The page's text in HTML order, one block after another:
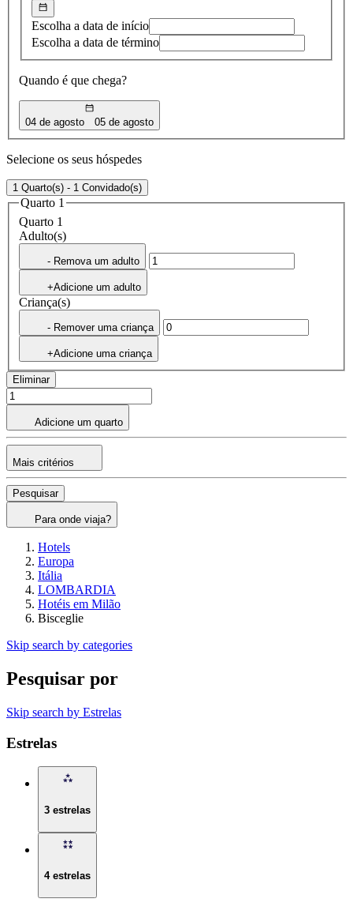
Escolha a data de início
Escolha a data de término
Quando é que chega?
04 de agosto 05 de agosto
Selecione os seus hóspedes
1 Quarto(s) - 1 Convidado(s)
Quarto 1
Quarto 1
Adulto(s)
- Remova um adulto
+Adicione um adulto
Criança(s)
- Remover uma criança
+Adicione uma criança
Eliminar
Adicione um quarto
Mais critérios
Pesquisar
Para onde viaja?
Hotels
Europa
Itália
LOMBARDIA
Hotéis em Milão
Bisceglie
Skip search by categories
Pesquisar por
Skip search by Estrelas
Estrelas
3 estrelas
4 estrelas